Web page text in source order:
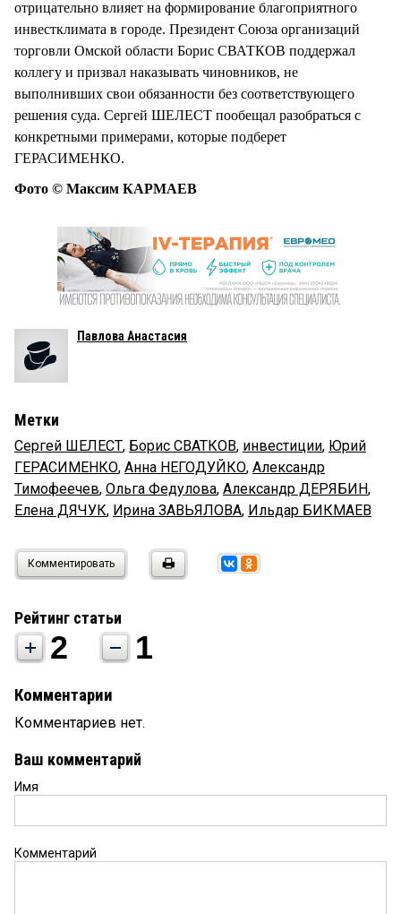
отрицательно влияет на формирование благоприятного
инвестклимата в городе. Президент Союза организаций
торговли Омской области Борис СВАТКОВ поддержал
коллегу и призвал наказывать чиновников, не
выполнивших свои обязанности без соответствующего
решения суда. Сергей ШЕЛЕСТ пообещал разобраться с
конкретными примерами, которые подберет
ГЕРАСИМЕНКО.
Фото © Максим КАРМАЕВ
Павлова Анастасия
Метки
Сергей ШЕЛЕСТ, Борис СВАТКОВ, инвестиции, Юрий
ГЕРАСИМЕНКО, Анна НЕГОДУЙКО, Александр
Тимофеечев, Ольга Федулова, Александр ДЕРЯБИН,
Елена ДЯЧУК, Ирина ЗАВЬЯЛОВА, Ильдар БИКМАЕВ
Комментировать
Рейтинг статьи
2 1
Комментарии
Комментариев нет.
Ваш комментарий
Имя
Комментарий